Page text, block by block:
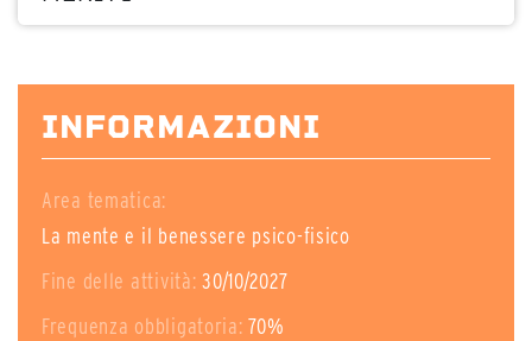
INFORMAZIONI
Area tematica:
La mente e il benessere psico-fisico
Fine delle attività: 30/10/2027
Frequenza obbligatoria: 70%